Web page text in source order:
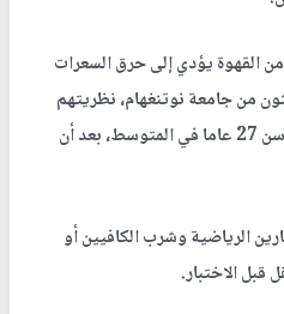
القهوة يؤدي إلى حرق السعرات
من جامعة نوتنغهام، نظريتهم
على تسعة متطوعين أصحاء، في سن 27 عاما في المتوسط، بعد أن
الرياضية وشرب الكافيين أو
الاختبار.